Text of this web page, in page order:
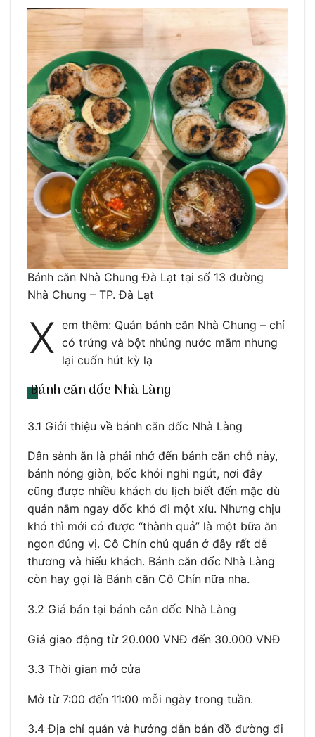
Bánh căn Nhà Chung Đà Lạt tại số 13 đường
Nhà Chung – TP. Đà Lạt
X em thêm: Quán bánh căn Nhà Chung – chỉ
có trứng và bột nhúng nước mắm nhưng
lại cuốn hút kỳ lạ
Bánh căn dốc Nhà Làng
3.1 Giới thiệu về bánh căn dốc Nhà Làng
Dân sành ăn là phải nhớ đến bánh căn chỗ này,
bánh nóng giòn, bốc khói nghi ngút, nơi đây
cũng được nhiều khách du lịch biết đến mặc dù
quán nằm ngay dốc khó đi một xíu. Nhưng chịu
khó thì mới có được “thành quả” là một bữa ăn
ngon đúng vị. Cô Chín chủ quán ở đây rất dễ
thương và hiếu khách. Bánh căn dốc Nhà Làng
còn hay gọi là Bánh căn Cô Chín nữa nha.
3.2 Giá bán tại bánh căn dốc Nhà Làng
Giá giao động từ 20.000 VNĐ đến 30.000 VNĐ
3.3 Thời gian mở cửa
Mở từ 7:00 đến 11:00 mỗi ngày trong tuần.
3.4 Địa chỉ quán và hướng dẫn bản đồ đường đi